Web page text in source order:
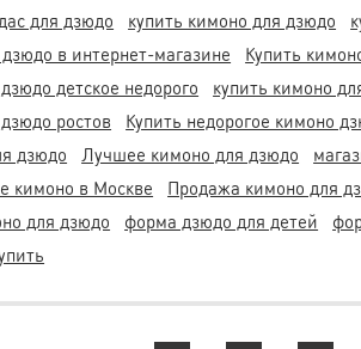
для дзюдо
купить кимоно для дзюдо
в интернет-магазине
Купить
детское недорого
купить кимоно
ростов
Купить недорогое кимоно
дзюдо
Лучшее кимоно для дзюдо
кимоно в Москве
Продажа кимоно для
для дзюдо
форма дзюдо для детей